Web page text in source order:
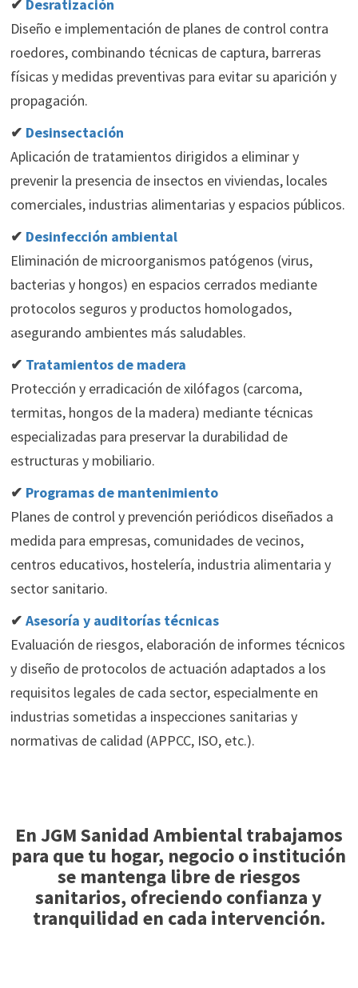
✔ Desratización
Diseño e implementación de planes de control contra
roedores, combinando técnicas de captura, barreras
físicas y medidas preventivas para evitar su aparición y
propagación.
✔ Desinsectación
Aplicación de tratamientos dirigidos a eliminar y
prevenir la presencia de insectos en viviendas, locales
comerciales, industrias alimentarias y espacios públicos.
✔ Desinfección ambiental
Eliminación de microorganismos patógenos (virus,
bacterias y hongos) en espacios cerrados mediante
protocolos seguros y productos homologados,
asegurando ambientes más saludables.
✔ Tratamientos de madera
Protección y erradicación de xilófagos (carcoma,
termitas, hongos de la madera) mediante técnicas
especializadas para preservar la durabilidad de
estructuras y mobiliario.
✔ Programas de mantenimiento
Planes de control y prevención periódicos diseñados a
medida para empresas, comunidades de vecinos,
centros educativos, hostelería, industria alimentaria y
sector sanitario.
✔ Asesoría y auditorías técnicas
Evaluación de riesgos, elaboración de informes técnicos
y diseño de protocolos de actuación adaptados a los
requisitos legales de cada sector, especialmente en
industrias sometidas a inspecciones sanitarias y
normativas de calidad (APPCC, ISO, etc.).
En JGM Sanidad Ambiental trabajamos
para que tu hogar, negocio o institución
se mantenga libre de riesgos
sanitarios, ofreciendo confianza y
tranquilidad en cada intervención.